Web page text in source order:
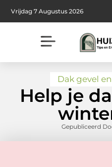
Vrijdag 7 Augustus 2026
Dak gevel
Help je
Gepubliceerd